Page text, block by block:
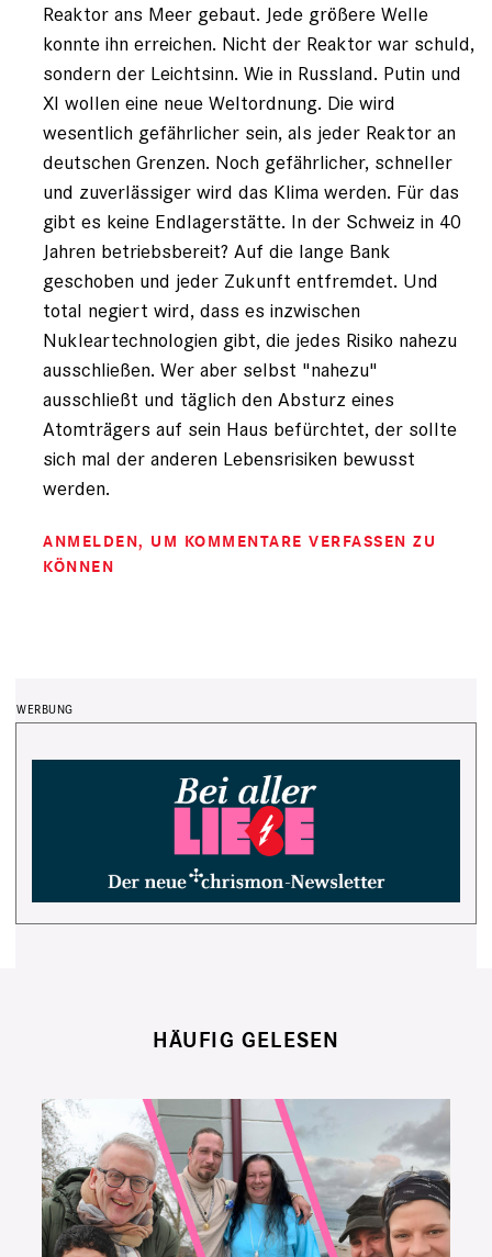
Reaktor ans Meer gebaut. Jede größere Welle
konnte ihn erreichen. Nicht der Reaktor war schuld,
sondern der Leichtsinn. Wie in Russland. Putin und
XI wollen eine neue Weltordnung. Die wird
wesentlich gefährlicher sein, als jeder Reaktor an
deutschen Grenzen. Noch gefährlicher, schneller
und zuverlässiger wird das Klima werden. Für das
gibt es keine Endlagerstätte. In der Schweiz in 40
Jahren betriebsbereit? Auf die lange Bank
geschoben und jeder Zukunft entfremdet. Und
total negiert wird, dass es inzwischen
Nukleartechnologien gibt, die jedes Risiko nahezu
ausschließen. Wer aber selbst "nahezu"
ausschließt und täglich den Absturz eines
Atomträgers auf sein Haus befürchtet, der sollte
sich mal der anderen Lebensrisiken bewusst
werden.
ANMELDEN, UM KOMMENTARE VERFASSEN ZU
KÖNNEN
HÄUFIG GELESEN